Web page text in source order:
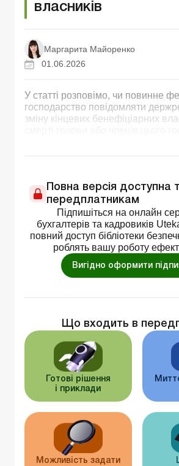
власників
Маргарита Майоренко
01.06.2026
У статті розповімо, чи повинне
господарство повідомляти
зміну кінцевих бенефіціарних
Повна версія доступна
передплатникам
Підпишіться на онлайн
бухгалтерів та кадровиків
повний доступ бібліотеки
роблять вашу роботу
Вигідно оформити
Що входить в
Готові рішення
і приклади
Можливість задати